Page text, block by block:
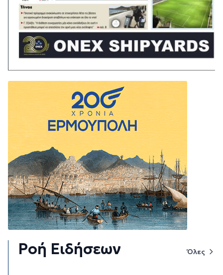
Ροή Ειδήσεων Όλες